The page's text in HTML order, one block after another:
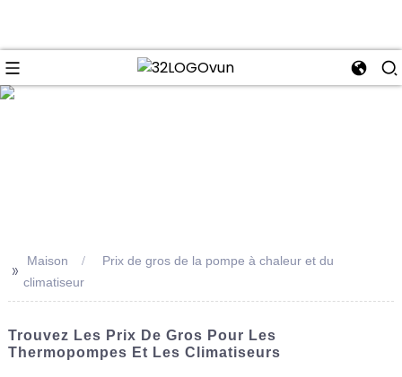
>> Maison
Prix ​​de gros de la pompe à chaleur et du
climatiseur
Trouvez Les Prix De Gros Pour Les
Thermopompes Et Les Climatiseurs